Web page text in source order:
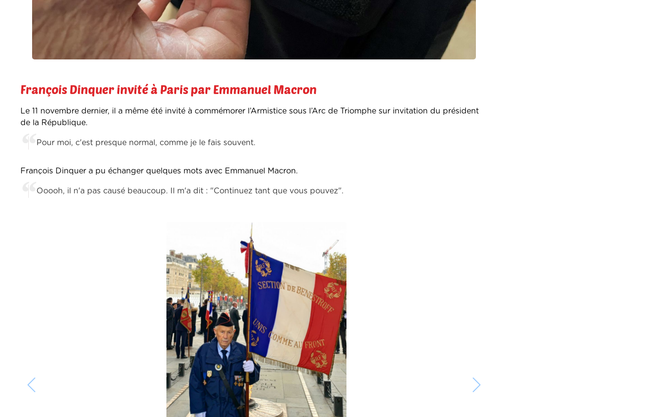
François Dinquer invité à Paris par Emmanuel Macron
Le 11 novembre dernier, il a même été invité à commémorer l’Armistice sous l’Arc de Triomphe sur invitation du président
de la République.
Pour moi, c'est presque normal, comme je le fais souvent.
François Dinquer a pu échanger quelques mots avec Emmanuel Macron.
Ooooh, il n'a pas causé beaucoup. Il m'a dit : "Continuez tant que vous pouvez".